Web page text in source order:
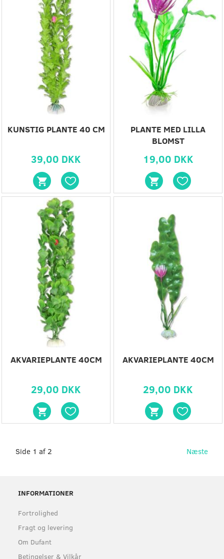
KUNSTIG PLANTE 40 CM
39,00 DKK
PLANTE MED LILLA
BLOMST
19,00 DKK
AKVARIEPLANTE 40CM
29,00 DKK
AKVARIEPLANTE 40CM
29,00 DKK
Side 1 af 2 Næste
INFORMATIONER
Fortrolighed
Fragt og levering
Om Dufant
Betingelser & Vilkår